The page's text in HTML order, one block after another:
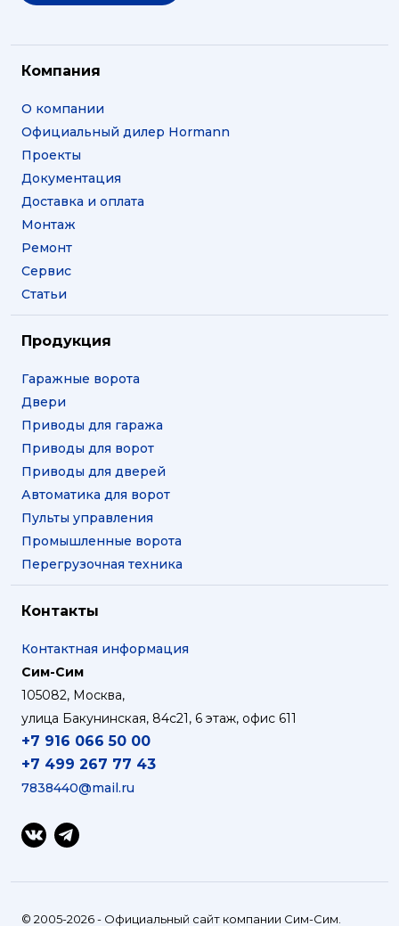
Компания
О компании
Официальный дилер Hormann
Проекты
Документация
Доставка и оплата
Монтаж
Ремонт
Сервис
Статьи
Продукция
Гаражные ворота
Двери
Приводы для гаража
Приводы для ворот
Приводы для дверей
Автоматика для ворот
Пульты управления
Промышленные ворота
Перегрузочная техника
Контакты
Контактная информация
Сим-Сим
105082, Москва,
улица Бакунинская, 84с21, 6 этаж, офис 611
+7 916 066 50 00
+7 499 267 77 43
7838440@mail.ru
© 2005-2026 - Официальный сайт компании Сим-Сим.